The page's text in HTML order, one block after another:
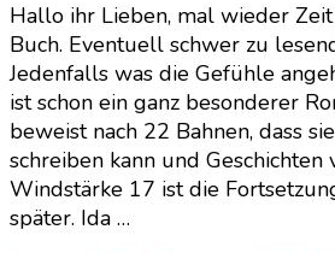
Hallo ihr Lieben, mal wieder
Buch. Eventuell schwer zu
Jedenfalls was die Gefühle
ist schon ein ganz besonderer
beweist nach 22 Bahnen, dass
schreiben kann und
Windstärke 17 ist die
später. Ida …